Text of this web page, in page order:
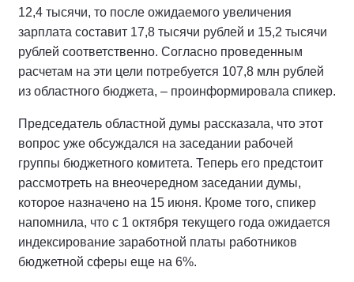
12,4 тысячи, то после ожидаемого увеличения
зарплата составит 17,8 тысячи рублей и 15,2 тысячи
рублей соответственно. Согласно проведенным
расчетам на эти цели потребуется 107,8 млн рублей
из областного бюджета, – проинформировала спикер.
Председатель областной думы рассказала, что этот
вопрос уже обсуждался на заседании рабочей
группы бюджетного комитета. Теперь его предстоит
рассмотреть на внеочередном заседании думы,
которое назначено на 15 июня. Кроме того, спикер
напомнила, что с 1 октября текущего года ожидается
индексирование заработной платы работников
бюджетной сферы еще на 6%.